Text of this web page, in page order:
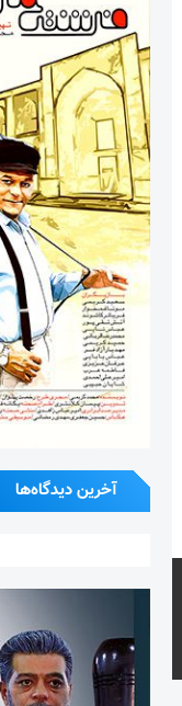
آخرین دیدگاه‌ها